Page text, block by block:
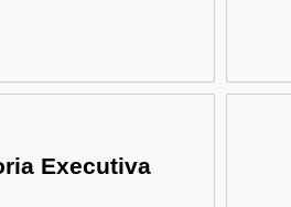
Executiva